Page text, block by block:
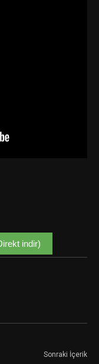
indir)
Sonraki İçerik